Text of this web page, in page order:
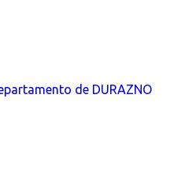
de DURAZNO